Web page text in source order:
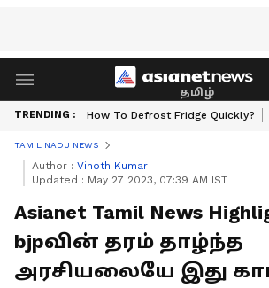
தமிழ்
TRENDING : How To Defrost Fridge Quickly?
TAMIL NADU NEWS
Author : Vinoth Kumar
Updated : May 27 2023, 07:39 AM IST
Asianet Tamil News
bjpவின் தரம் தாழ்ந்த
அரசியலையே இது